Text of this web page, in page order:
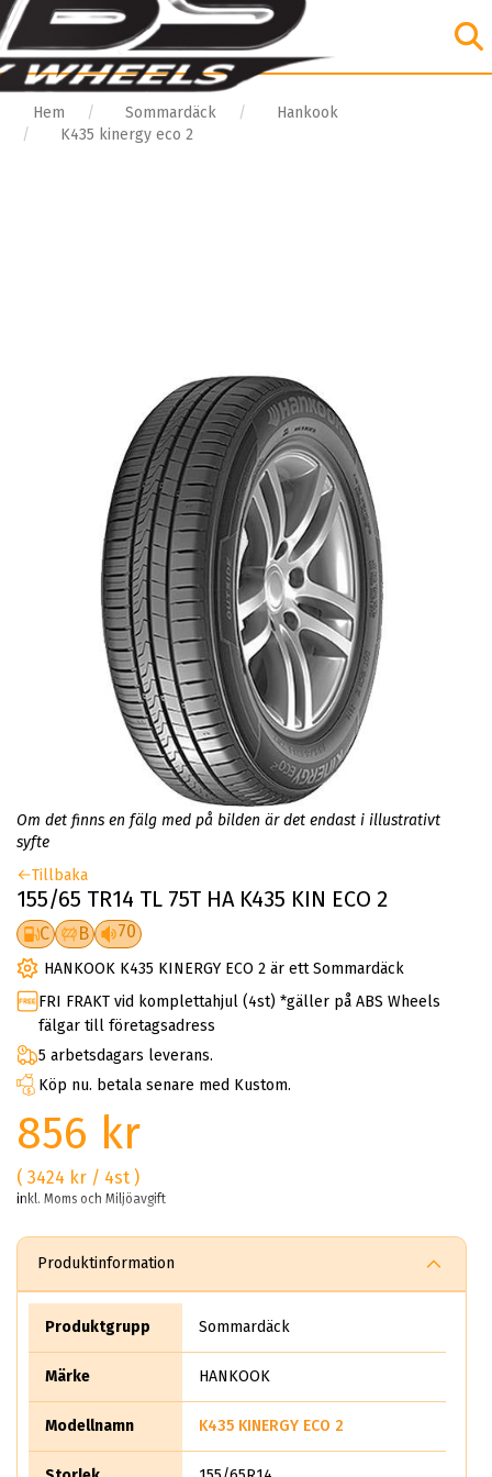
Hem Sommardäck
Hankook
K435 kinergy eco 2
Om det finns en fälg med på bilden är det endast i illustrativt
syfte
Tillbaka
155/65 TR14 TL 75T HA K435 KIN ECO 2
C B 70
HANKOOK K435 KINERGY ECO 2 är ett Sommardäck
FRI FRAKT vid komplettahjul (4st) *gäller på ABS Wheels
fälgar till företagsadress
5 arbetsdagars leverans.
Köp nu. betala senare med Kustom.
856 kr
( 3424 kr / 4st )
inkl. Moms och Miljöavgift
Produktinformation
Produktgrupp Sommardäck
Märke HANKOOK
Modellnamn K435 KINERGY ECO 2